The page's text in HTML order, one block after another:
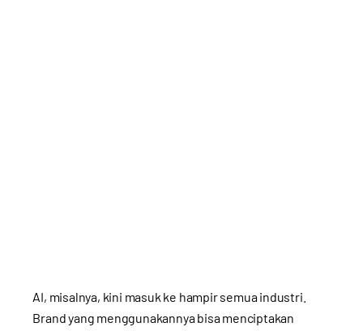
AI, misalnya, kini masuk ke hampir semua industri.
Brand yang menggunakannya bisa menciptakan